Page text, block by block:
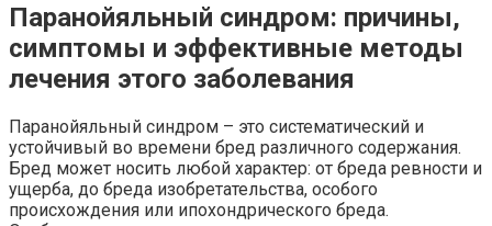
Паранойяльный синдром: причины,
симптомы и эффективные методы
лечения этого заболевания
Паранойяльный синдром – это систематический и
устойчивый во времени бред различного содержания.
Бред может носить любой характер: от бреда ревности и
ущерба, до бреда изобретательства, особого
происхождения или ипохондрического бреда.